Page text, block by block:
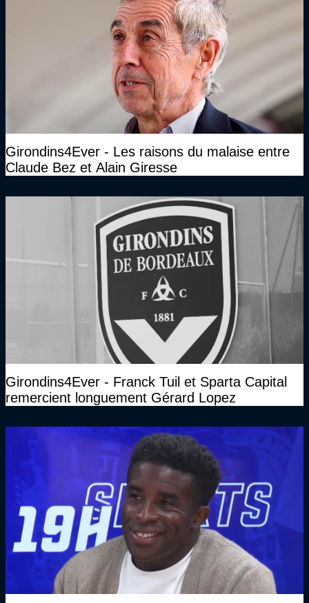
Girondins4Ever - Les raisons du malaise entre
Claude Bez et Alain Giresse
Girondins4Ever - Franck Tuil et Sparta Capital
remercient longuement Gérard Lopez